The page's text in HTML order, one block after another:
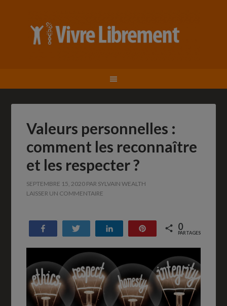
Valeurs personnelles :
comment les reconnaître
et les respecter ?
SEPTEMBRE 15, 2020 PAR SYLVAIN WEALTH
LAISSER UN COMMENTAIRE
Partagez Tweetez Partagez Enregistrer
0
PARTAGES